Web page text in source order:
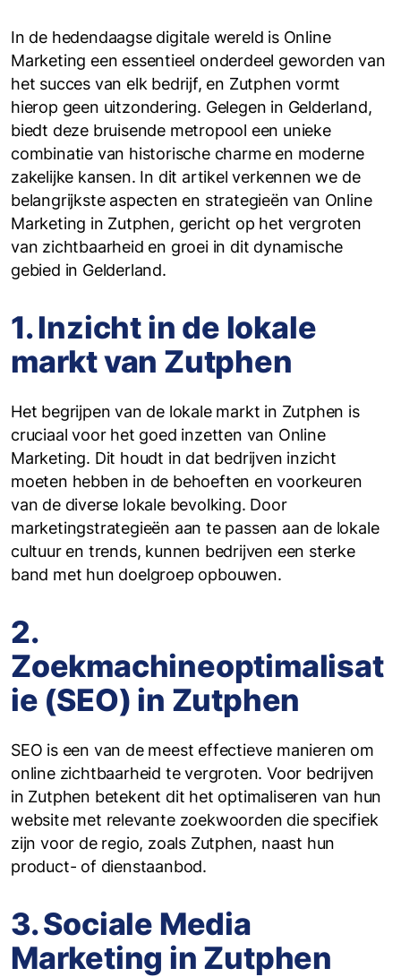
In de hedendaagse digitale wereld is Online
Marketing een essentieel onderdeel geworden van
het succes van elk bedrijf, en Zutphen vormt
hierop geen uitzondering. Gelegen in Gelderland,
biedt deze bruisende metropool een unieke
combinatie van historische charme en moderne
zakelijke kansen. In dit artikel verkennen we de
belangrijkste aspecten en strategieën van Online
Marketing in Zutphen, gericht op het vergroten
van zichtbaarheid en groei in dit dynamische
gebied in Gelderland.
1. Inzicht in de lokale
markt van Zutphen
Het begrijpen van de lokale markt in Zutphen is
cruciaal voor het goed inzetten van Online
Marketing. Dit houdt in dat bedrijven inzicht
moeten hebben in de behoeften en voorkeuren
van de diverse lokale bevolking. Door
marketingstrategieën aan te passen aan de lokale
cultuur en trends, kunnen bedrijven een sterke
band met hun doelgroep opbouwen.
2.
Zoekmachineoptimalisat
ie (SEO) in Zutphen
SEO is een van de meest effectieve manieren om
online zichtbaarheid te vergroten. Voor bedrijven
in Zutphen betekent dit het optimaliseren van hun
website met relevante zoekwoorden die specifiek
zijn voor de regio, zoals Zutphen, naast hun
product- of dienstaanbod.
3. Sociale Media
Marketing in Zutphen